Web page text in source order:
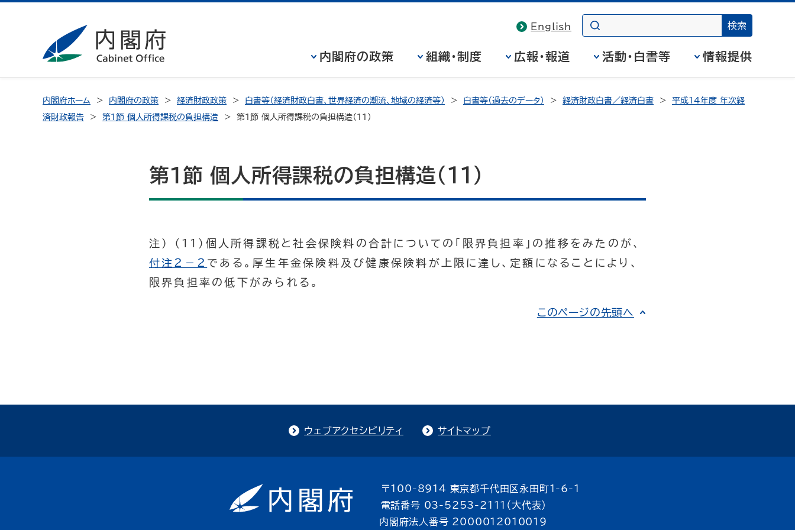
English
内閣府の政策 組織・制度 広報・報道 活動・白書等 情報提供
内閣府ホーム 内閣府の政策 経済財政政策 白書等（経済財政白書、世界経済の潮流、地域の経済等） 白書等（過去のデータ） 経済財政白書／経済白書
平成14年度 年次経
済財政報告
第１節 個人所得課税の負担構造 第１節 個人所得課税の負担構造（11）
第１節 個人所得課税の負担構造（11）
注） （11）個人所得課税と社会保険料の合計についての「限界負担率」の推移をみたのが、
付注２－２ である。厚生年金保険料及び健康保険料が上限に達し、定額になることにより、
限界負担率の低下がみられる。
このページの先頭へ
ウェブアクセシビリティ サイトマップ
〒100-8914 東京都千代田区永田町1-6-1
電話番号 03-5253-2111（大代表）
内閣府法人番号 2000012010019